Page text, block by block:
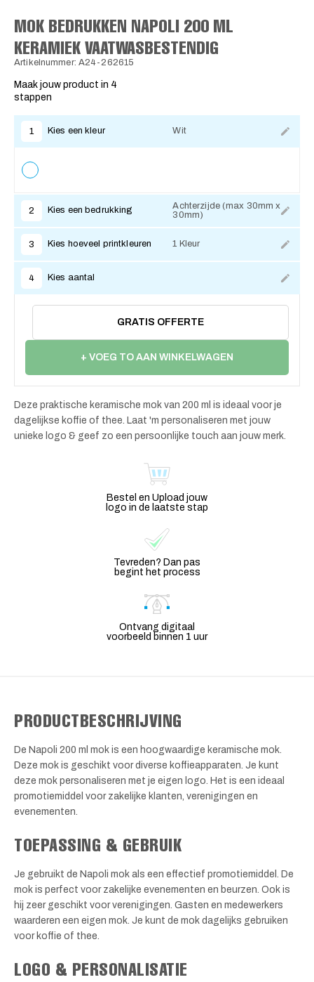
MOK BEDRUKKEN NAPOLI 200 ML
KERAMIEK VAATWASBESTENDIG
Artikelnummer: A24-262615
Maak jouw product in 4
stappen
1 Kies een kleur Wit
2 Kies een bedrukking
Achterzijde (max 30mm x
30mm)
3 Kies hoeveel printkleuren 1 Kleur
4 Kies aantal
GRATIS OFFERTE
+ VOEG TO AAN WINKELWAGEN
Deze praktische keramische mok van 200 ml is ideaal voor je
dagelijkse koffie of thee. Laat 'm personaliseren met jouw
unieke logo & geef zo een persoonlijke touch aan jouw merk.
Bestel en Upload jouw
logo in de laatste stap
Tevreden? Dan pas
begint het process
Ontvang digitaal
voorbeeld binnen 1 uur
PRODUCTBESCHRIJVING
De Napoli 200 ml mok is een hoogwaardige keramische mok.
Deze mok is geschikt voor diverse koffieapparaten. Je kunt
deze mok personaliseren met je eigen logo. Het is een ideaal
promotiemiddel voor zakelijke klanten, verenigingen en
evenementen.
TOEPASSING & GEBRUIK
Je gebruikt de Napoli mok als een effectief promotiemiddel. De
mok is perfect voor zakelijke evenementen en beurzen. Ook is
hij zeer geschikt voor verenigingen. Gasten en medewerkers
waarderen een eigen mok. Je kunt de mok dagelijks gebruiken
voor koffie of thee.
LOGO & PERSONALISATIE